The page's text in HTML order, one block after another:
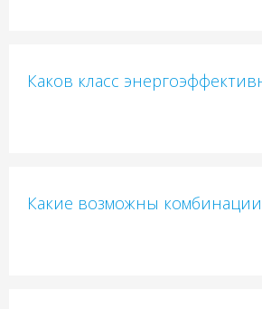
Каков класс
Какие возможны